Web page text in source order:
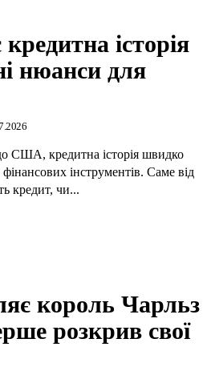
історія
нюанси для
США, кредитна історія швидко
інструментів. Саме від
кредит, чи...
король Чарльз
розкрив свої